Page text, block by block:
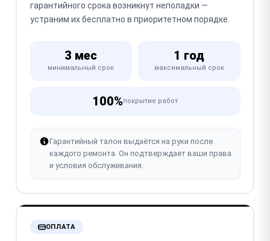
гарантийного срока возникнут неполадки —
устраним их бесплатно в приоритетном порядке.
3 мес
минимальный срок
1 год
максимальный срок
100%покрытие работ
Гарантийный талон выдаётся на руки после
каждого ремонта. Он подтверждает ваши права
и условия обслуживания.
ОПЛАТА